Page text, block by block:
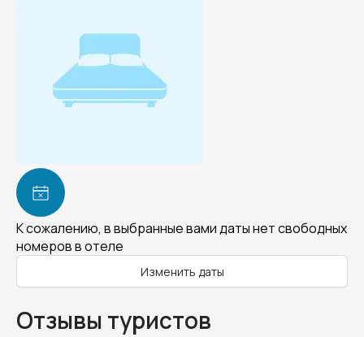
К сожалению, в выбранные вами даты нет свободных
номеров в отеле
Изменить даты
Отзывы туристов